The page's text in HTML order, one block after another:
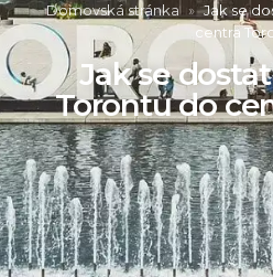
Domovská stránka » Jak se
centra
Jak se
Torontu do